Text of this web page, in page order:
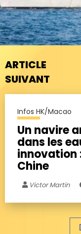
ARTICLE
SUIVANT
Infos HK/Macao
Un navire
dans les
innovation
Chine
Victor Martin